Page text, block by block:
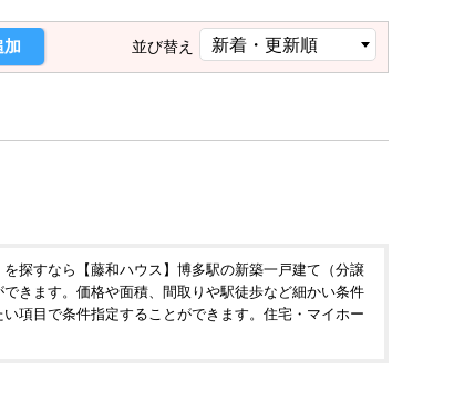
加 並び替え
探すなら【藤和ハウス】博多駅の新築一戸建て（分譲
きます。価格や面積、間取りや駅徒歩など細かい条件
項目で条件指定することができます。住宅・マイホー